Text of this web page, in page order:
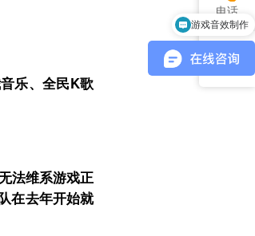
乐、全民K歌
法维系游戏正
在去年开始就
电话
游戏音效制作